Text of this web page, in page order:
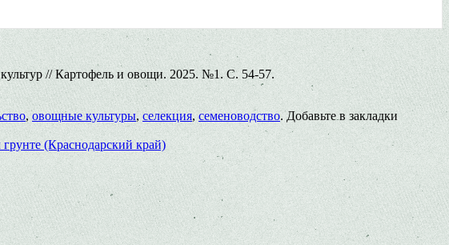
// Картофель и овощи. 2025. №1. С. 54-57.
,овощные культуры, селекция, семеноводство. Добавьте в закладки
(Краснодарский край)